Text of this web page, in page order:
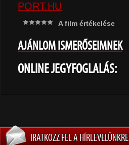
PORT.HU
A film értékelése
AJÁNLOM ISMERŐSEIMNEK
ONLINE JEGYFOGLALÁS:
IRATKOZZ FEL A HÍRLEVELÜNKRE